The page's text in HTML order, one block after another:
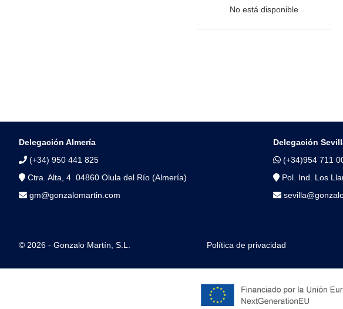
No está disponible
Delegación Almería
(+34) 950 441 825
Ctra. Alta, 4 04860 Olula del Río (Almería)
gm@gonzalomartin.com
Delegación
(+34)954 711
Pol. Ind. Los
© 2026 - Gonzalo Martín, S.L. Política de privacidad